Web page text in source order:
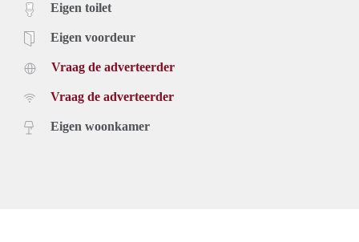
Eigen toilet
Eigen voordeur
Vraag de adverteerder
Vraag de adverteerder
Eigen woonkamer